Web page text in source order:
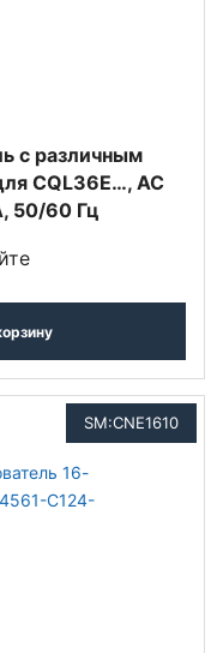
с различным
CQL36E…, AC
50/60 Гц
SM:CNE1610